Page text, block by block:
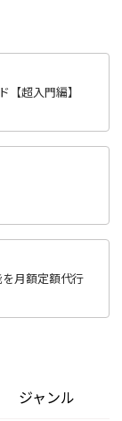
【超入門編】
月額定額代行
ジャンル